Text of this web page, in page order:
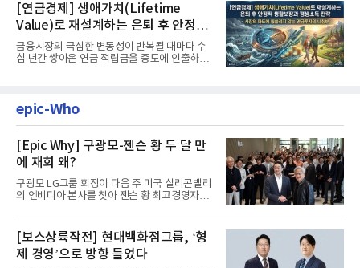
[연금경제] 생애가치(Lifetime
Value)로 재설계하는 은퇴 후 안정적
생활보장과 평생소득 전략
금융시장의 극심한 변동성이 반복될 때마다 수
십 년간 쌓아온 연금 적립금을 중도에 인출하거
epic-Who
[Epic Why] 구광모-젠슨 황 두 달 만
에 재회 왜?
구광모 LG그룹 회장이 다음 주 미국 실리콘밸리
의 엔비디아 본사를 찾아 젠슨 황 최고경영자
[보스상륙작전] 현대백화점그룹, ‘형
제 경영’으로 방향 틀었다